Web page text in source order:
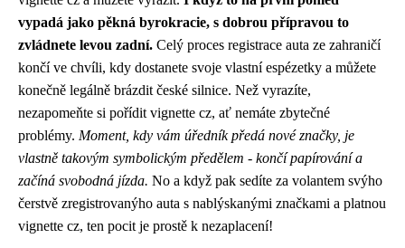
vypadá jako pěkná byrokracie, s dobrou přípravou to
zvládnete levou zadní. Celý proces registrace auta ze zahraničí
končí ve chvíli, kdy dostanete svoje vlastní espézetky a můžete
konečně legálně brázdit české silnice. Než vyrazíte,
nezapomeňte si pořídit vignette cz, ať nemáte zbytečné
problémy. Moment, kdy vám úředník předá nové značky, je
vlastně takovým symbolickým předělem - končí papírování a
začíná svobodná jízda. No a když pak sedíte za volantem svýho
čerstvě zregistrovanýho auta s nablýskanými značkami a platnou
vignette cz, ten pocit je prostě k nezaplacení!